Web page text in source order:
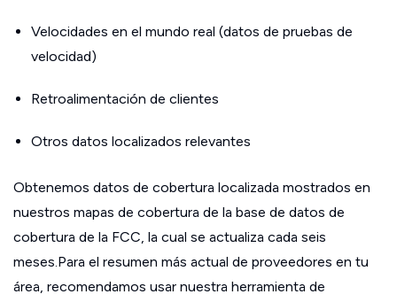
Velocidades en el mundo real (datos de pruebas de
velocidad)
Retroalimentación de clientes
Otros datos localizados relevantes
Obtenemos datos de cobertura localizada mostrados en
nuestros mapas de cobertura de la base de datos de
cobertura de la FCC, la cual se actualiza cada seis
meses.Para el resumen más actual de proveedores en tu
área, recomendamos usar nuestra herramienta de